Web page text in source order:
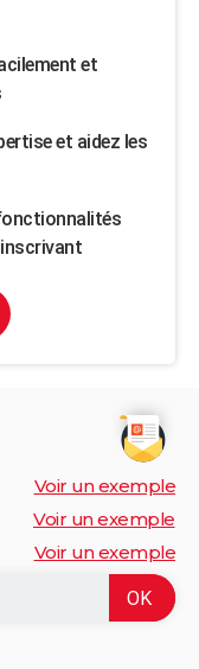
et
et aidez les
Voir un exemple
Voir un exemple
Voir un exemple